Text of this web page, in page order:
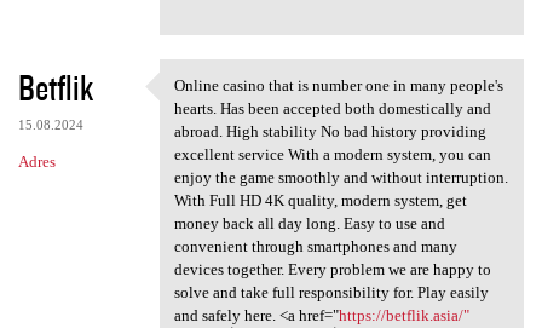
Betflik
15.08.2024
Adres
Online casino that is number
Online casino that is number one in many people's
hearts. Has been accepted both domestically and
abroad. High stability No bad history providing
excellent service With a modern system, you can
enjoy the game smoothly and without interruption.
With Full HD 4K quality, modern system, get
money back all day long. Easy to use and
convenient through smartphones and many
devices together. Every problem we are happy to
solve and take full responsibility for. Play easily
and safely here. <a href="https://betflik.asia/"